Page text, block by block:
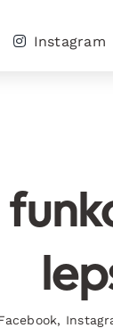
Instagram
,